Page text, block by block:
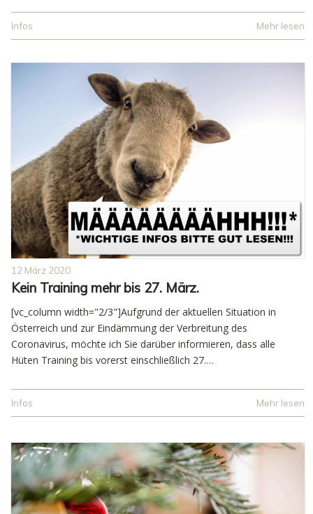
Infos Mehr lesen
12 März 2020
Kein Training mehr bis 27. März.
[vc_column width="2/3"]Aufgrund der aktuellen Situation in
Österreich und zur Eindämmung der Verbreitung des
Coronavirus, möchte ich Sie darüber informieren, dass alle
Hüten Training bis vorerst einschließlich 27.…
Infos Mehr lesen